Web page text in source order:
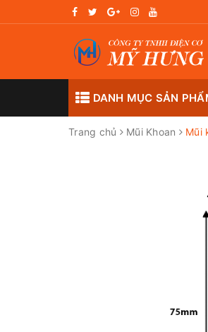
DANH MỤC SẢN
Trang chủ Mũi Khoan Mũi